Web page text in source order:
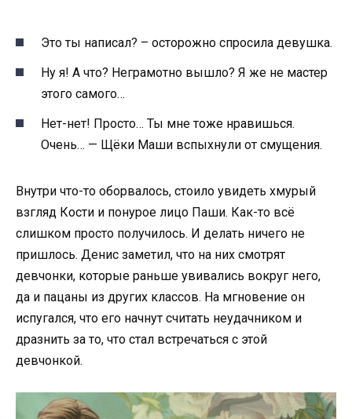
Это ты написал? – осторожно спросила девушка.
Ну я! А что? Неграмотно вышло? Я же не мастер
этого самого…
Нет-нет! Просто… Ты мне тоже нравишься.
Очень… — Щёки Маши вспыхнули от смущения.
Внутри что-то оборвалось, стоило увидеть хмурый
взгляд Кости и понурое лицо Паши. Как-то всё
слишком просто получилось. И делать ничего не
пришлось. Денис заметил, что на них смотрят
девчонки, которые раньше увивались вокруг него,
да и пацаны из других классов. На мгновение он
испугался, что его начнут считать неудачником и
дразнить за то, что стал встречаться с этой
девчонкой.